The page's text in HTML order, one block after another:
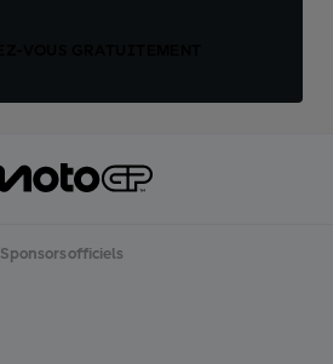
Sponsors officiels